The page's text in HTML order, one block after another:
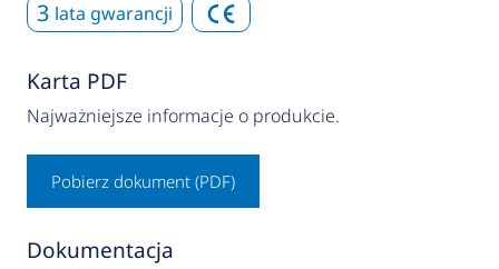
3 lata gwarancji
Karta PDF
Najważniejsze informacje o produkcie.
Pobierz dokument (PDF)
Dokumentacja